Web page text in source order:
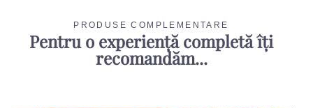
PRODUSE COMPLEMENTARE
Pentru o experiență completă îți
recomandăm...